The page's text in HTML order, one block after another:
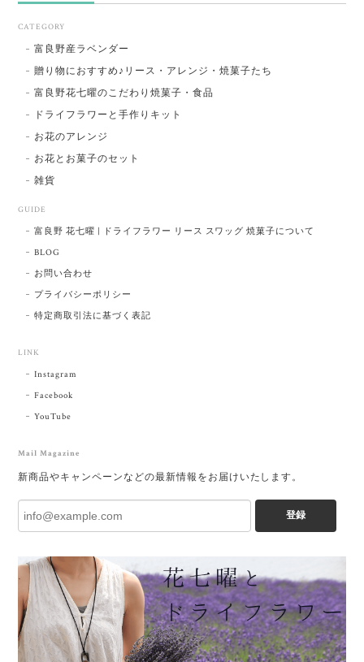
CATEGORY
富良野産ラベンダー
贈り物におすすめ♪リース・アレンジ・焼菓子たち
富良野花七曜のこだわり焼菓子・食品
ドライフラワーと手作りキット
お花のアレンジ
お花とお菓子のセット
雑貨
GUIDE
富良野 花七曜 | ドライフラワー リース スワッグ 焼菓子について
BLOG
お問い合わせ
プライバシーポリシー
特定商取引法に基づく表記
LINK
Instagram
Facebook
YouTube
Mail Magazine
新商品やキャンペーンなどの最新情報をお届けいたします。
登録